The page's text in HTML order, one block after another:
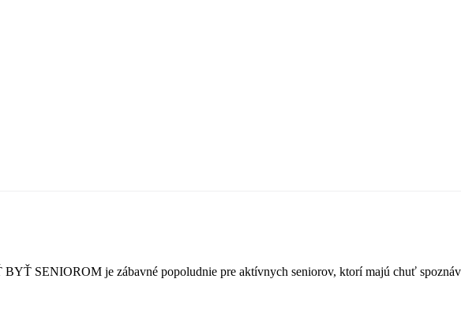
SENIOROM je zábavné popoludnie pre aktívnych seniorov, ktorí majú chuť